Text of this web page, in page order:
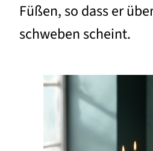
Füßen, so dass er
schweben scheint.